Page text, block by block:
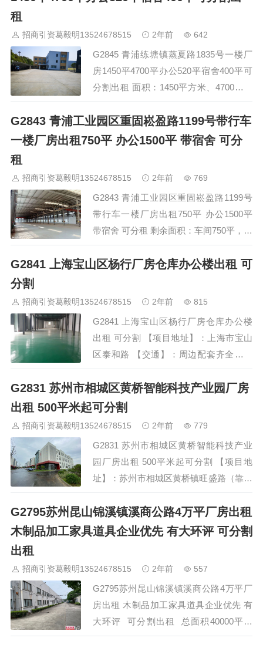
租
招商引资葛毅明13524678515 2年前 642
G2845 青浦练塘镇蒸夏路1835号一楼厂
房1450平4700平办公520平宿舍400平可
分割出租 面积：1450平方米、4700平，
办公室:520平，宿舍:400平 配电：500KV
价格：1.1元/天 &nbs…
G2843 青浦工业园区重固崧盈路1199号带行车
一楼厂房出租750平 办公1500平 带宿舍 可分
租
招商引资葛毅明13524678515 2年前 769
G2843 青浦工业园区重固崧盈路1199号
带行车一楼厂房出租750平 办公1500平
带宿舍 可分租 剩余面积：车间750平，办
公1500平。宿舍1间起租 价格：1.25元/天
车间均配有行车，入住企业无污染、无噪
021 ，欢迎预约看房 现场招商
G2841 上海宝山区杨行厂房仓库办公楼出租 可
分割
招商引资葛毅明13524678515 2年前 815
G2841 上海宝山区杨行厂房仓库办公楼
出租 可分割 【项目地址】：上海市宝山
区泰和路 【交通】：周边配套齐全，交
通便利，距离3号线凇滨路3公里，距外环
高速1公里、逸仙高架3公里，上海绕城高
速5公里 【基本情况】 内有2栋 厂房，面
积分别为900、1600平，环氧地坪，可建
租/售面积】：总面积2500平，300平起可
分割 【层高】：90…
G2831 苏州市相城区黄桥智能科技产业园厂房
出租 500平米起可分割
招商引资葛毅明13524678515 2年前 779
G2831 苏州市相城区黄桥智能科技产业
园厂房出租 500平米起可分割 【项目地
址】：苏州市相城区黄桥镇旺盛路（靠近
苏埭路） 【交通】：周边配套齐全，交
通便利，距中环北线800米，距中环快速
路500米，距轨道交通4号线2公里。 【基
面积】： 500平起可分割 【层…
G2795苏州昆山锦溪镇溪商公路4万平厂房出租
木制品加工家具道具企业优先 有大环评 可分割
出租
招商引资葛毅明13524678515 2年前 557
G2795苏州昆山锦溪镇溪商公路4万平厂
房出租 木制品加工家具道具企业优先 有
大环评 可分割出租 总面积40000平方
米。其中甲类喷漆、掉漆、打磨车间5000